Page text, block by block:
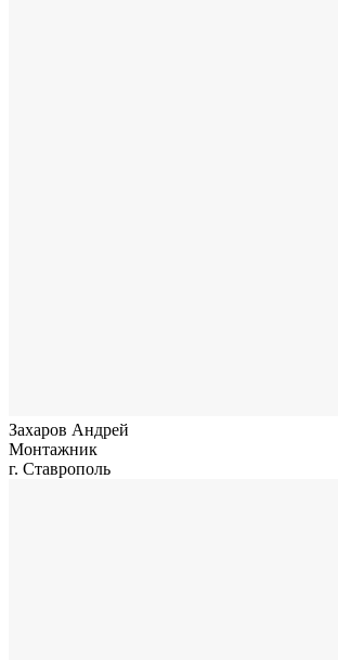
Захаров Андрей
Монтажник
г. Ставрополь